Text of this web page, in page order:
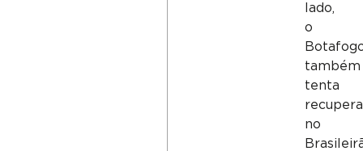
lado,
o
também
tenta
no